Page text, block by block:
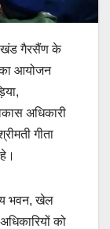
गैरसैंण के
का आयोजन
अधिकारी
गीता
भवन, खेल
को